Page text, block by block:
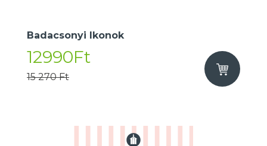
Badacsonyi Ikonok
12990Ft
15 270 Ft